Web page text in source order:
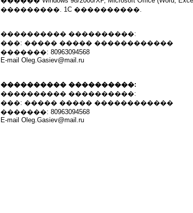
���������. 1C ����������.
���������� ����������:
���: ����� ����� ������������
�������: 80963094568
E-mail Oleg.Gasiev@mail.ru
���������� ����������:
���������� ����������:
���: ����� ����� ������������
�������: 80963094568
E-mail Oleg.Gasiev@mail.ru